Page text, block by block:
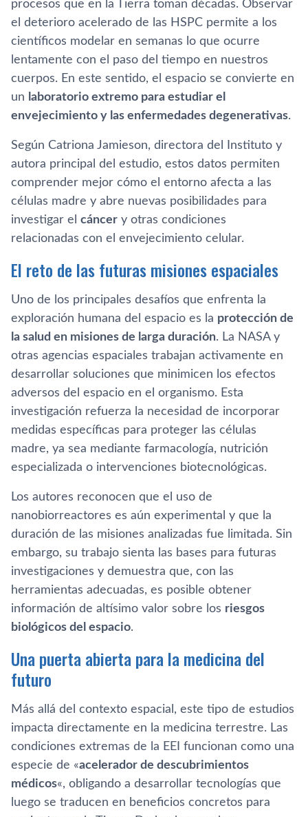
procesos que en la Tierra toman décadas. Observar
el deterioro acelerado de las HSPC permite a los
científicos modelar en semanas lo que ocurre
lentamente con el paso del tiempo en nuestros
cuerpos. En este sentido, el espacio se convierte en
un laboratorio extremo para estudiar el
envejecimiento y las enfermedades degenerativas.
Según Catriona Jamieson, directora del Instituto y
autora principal del estudio, estos datos permiten
comprender mejor cómo el entorno afecta a las
células madre y abre nuevas posibilidades para
investigar el cáncer y otras condiciones
relacionadas con el envejecimiento celular.
El reto de las futuras misiones espaciales
Uno de los principales desafíos que enfrenta la
exploración humana del espacio es la protección de
la salud en misiones de larga duración. La NASA y
otras agencias espaciales trabajan activamente en
desarrollar soluciones que minimicen los efectos
adversos del espacio en el organismo. Esta
investigación refuerza la necesidad de incorporar
medidas específicas para proteger las células
madre, ya sea mediante farmacología, nutrición
especializada o intervenciones biotecnológicas.
Los autores reconocen que el uso de
nanobiorreactores es aún experimental y que la
duración de las misiones analizadas fue limitada. Sin
embargo, su trabajo sienta las bases para futuras
investigaciones y demuestra que, con las
herramientas adecuadas, es posible obtener
información de altísimo valor sobre los riesgos
biológicos del espacio.
Una puerta abierta para la medicina del
futuro
Más allá del contexto espacial, este tipo de estudios
impacta directamente en la medicina terrestre. Las
condiciones extremas de la EEI funcionan como una
especie de «acelerador de descubrimientos
médicos«, obligando a desarrollar tecnologías que
luego se traducen en beneficios concretos para